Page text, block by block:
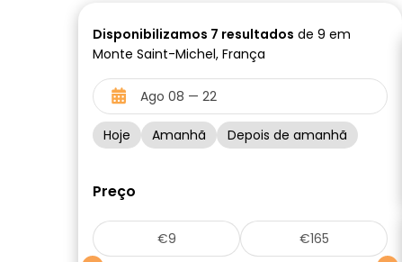
Disponibilizamos 7 resultados de 9 em
Monte Saint-Michel, França
Hoje Amanhã Depois de amanhã
Preço